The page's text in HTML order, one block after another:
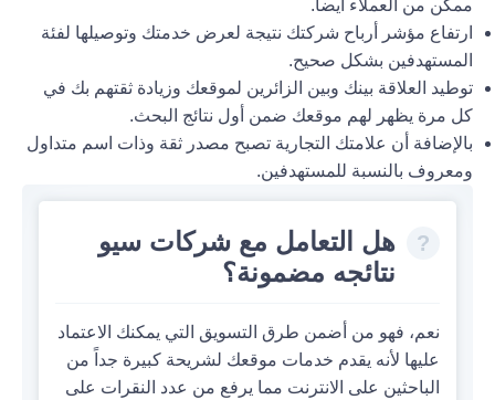
ممكن من العملاء أيضاً.
ارتفاع مؤشر أرباح شركتك نتيجة لعرض خدمتك وتوصيلها لفئة
المستهدفين بشكل صحيح.
توطيد العلاقة بينك وبين الزائرين لموقعك وزيادة ثقتهم بك في
كل مرة يظهر لهم موقعك ضمن أول نتائج البحث.
بالإضافة أن علامتك التجارية تصبح مصدر ثقة وذات اسم متداول
ومعروف بالنسبة للمستهدفين.
هل التعامل مع شركات سيو
نتائجه مضمونة؟
نعم، فهو من أضمن طرق التسويق التي يمكنك الاعتماد
عليها لأنه يقدم خدمات موقعك لشريحة كبيرة جداً من
الباحثين على الانترنت مما يرفع من عدد النقرات على